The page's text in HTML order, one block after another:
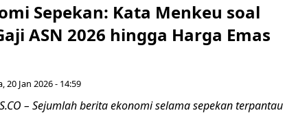
Sepekan: Kata Menkeu soal
ASN 2026 hingga Harga Emas
20 Jan 2026 - 14:59
– Sejumlah berita ekonomi selama sepekan terpantau